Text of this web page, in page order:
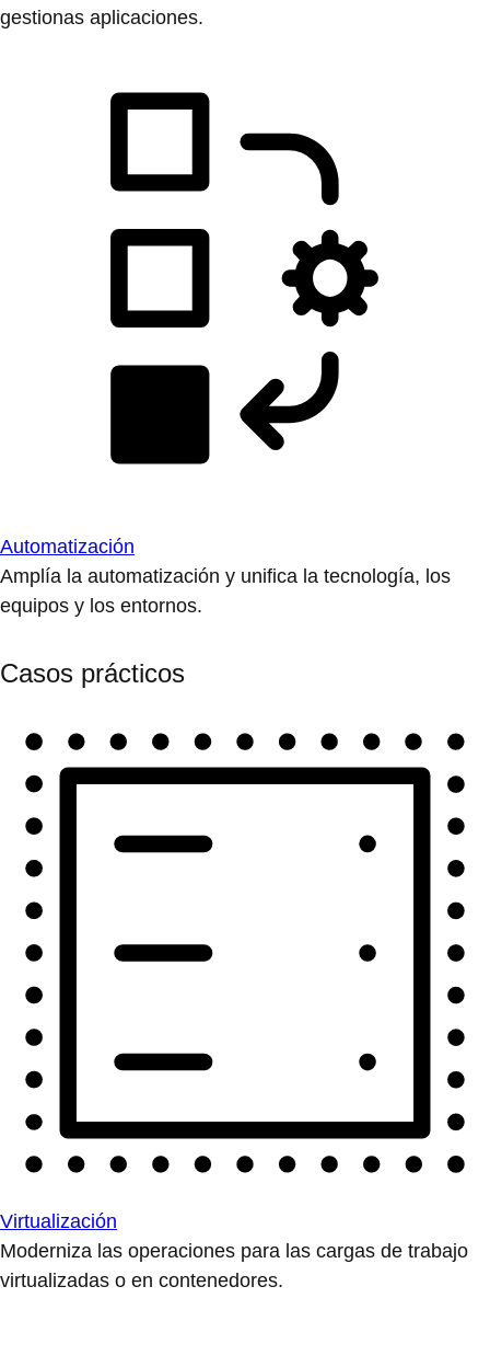
gestionas aplicaciones.
Automatización
Amplía la automatización y unifica la tecnología, los
equipos y los entornos.
Casos prácticos
Virtualización
Moderniza las operaciones para las cargas de trabajo
virtualizadas o en contenedores.